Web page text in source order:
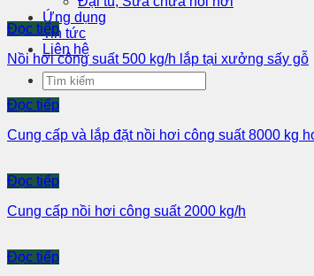
Ứng dụng
Tin tức
Liên hệ
Đọc tiếp
Nồi hơi công suất 500 kg/h lắp tại xưởng sấy gỗ
Đọc tiếp
Cung cấp và lắp đặt nồi hơi công suất 8000 kg
Đọc tiếp
Cung cấp nồi hơi công suất 2000 kg/h
Đọc tiếp